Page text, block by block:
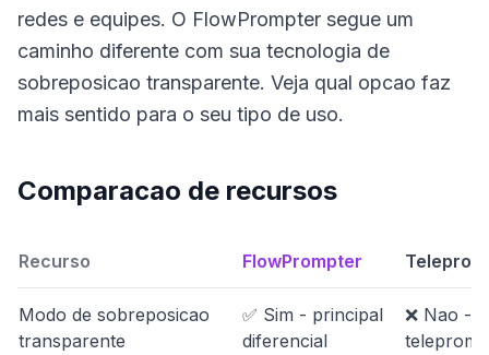
redes e equipes. O FlowPrompter segue um
caminho diferente com sua tecnologia de
sobreposicao transparente. Veja qual opcao faz
mais sentido para o seu tipo de uso.
Comparacao de recursos
Recurso FlowPrompter
Modo de sobreposicao
transparente
✅ Sim - principal
diferencial
❌ Nao -